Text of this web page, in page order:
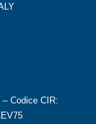
– Codice CIR: